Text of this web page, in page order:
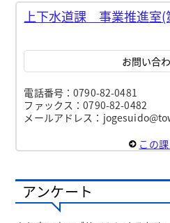
上下水道課 事業推進
お問い合
電話番号：0790-82-0481
ファックス：0790-82-0482
メールアドレス：
この
アンケート